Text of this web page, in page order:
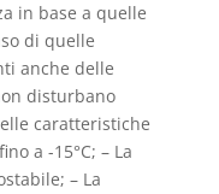
in base a quelle
di quelle
anche delle
disturbano
caratteristiche
a -15°C; – La
– La